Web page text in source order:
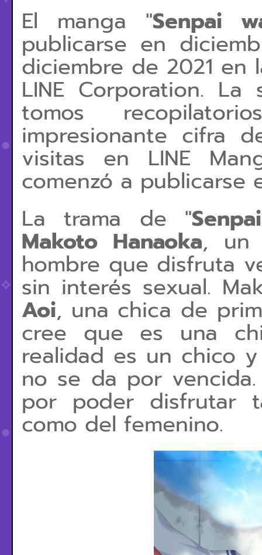
El manga "Senpai
publicarse en
diciembre de 2021 en
LINE Corporation.
tomos
impresionante cifra
visitas en LINE
comenzó a publicarse
La trama de "
Makoto Hanaoka, un
hombre que disfruta
sin interés sexual.
Aoi, una chica de
cree que es una
realidad es un chico
no se da por
por poder disfrutar
como del femenino.